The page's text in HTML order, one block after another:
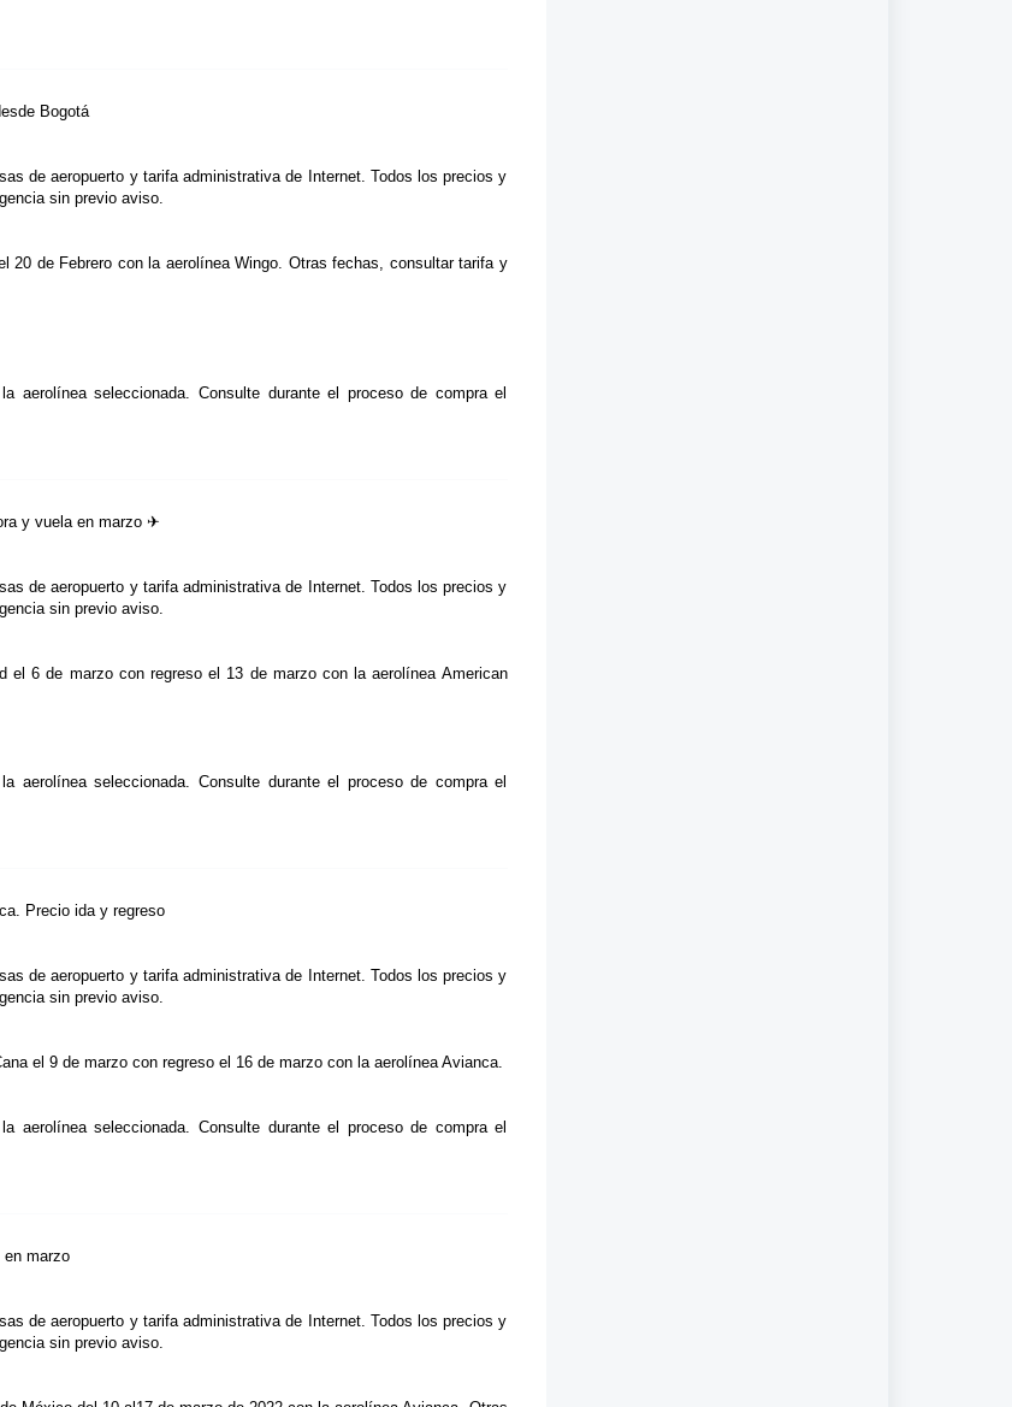
Bogotá
de aeropuerto y tarifa administrativa de Internet. Todos los precios y
sin previo aviso.
20 de Febrero con la aerolínea Wingo. Otras fechas, consultar tarifa y
aerolínea seleccionada. Consulte durante el proceso de compra el
y vuela en marzo ✈
de aeropuerto y tarifa administrativa de Internet. Todos los precios y
sin previo aviso.
el 6 de marzo con regreso el 13 de marzo con la aerolínea American
aerolínea seleccionada. Consulte durante el proceso de compra el
Precio ida y regreso
de aeropuerto y tarifa administrativa de Internet. Todos los precios y
sin previo aviso.
el 9 de marzo con regreso el 16 de marzo con la aerolínea Avianca.
aerolínea seleccionada. Consulte durante el proceso de compra el
en marzo
de aeropuerto y tarifa administrativa de Internet. Todos los precios y
sin previo aviso.